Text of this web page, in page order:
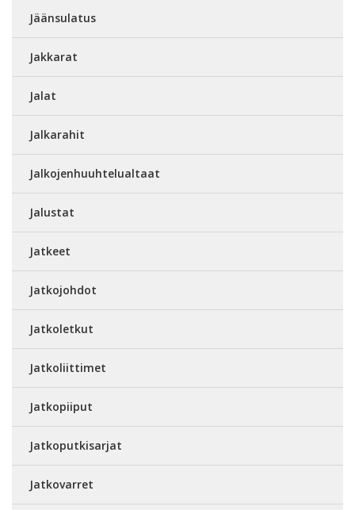
Jäänsulatus
Jakkarat
Jalat
Jalkarahit
Jalkojenhuuhtelualtaat
Jalustat
Jatkeet
Jatkojohdot
Jatkoletkut
Jatkoliittimet
Jatkopiiput
Jatkoputkisarjat
Jatkovarret